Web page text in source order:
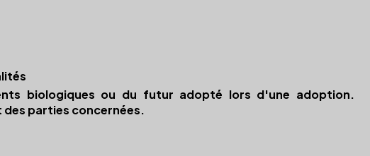
biologiques ou du futur adopté lors d'une adoption.
parties concernées.